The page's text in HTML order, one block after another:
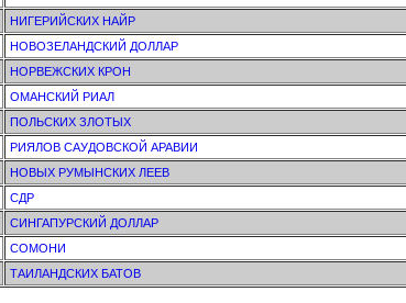
НИГЕРИЙСКИХ НАЙР
НОВОЗЕЛАНДСКИЙ ДОЛЛАР
НОРВЕЖСКИХ КРОН
ОМАНСКИЙ РИАЛ
ПОЛЬСКИХ ЗЛОТЫХ
РИЯЛОВ САУДОВСКОЙ АРАВИИ
НОВЫХ РУМЫНСКИХ ЛЕЕВ
СДР
СИНГАПУРСКИЙ ДОЛЛАР
СОМОНИ
ТАИЛАНДСКИХ БАТОВ